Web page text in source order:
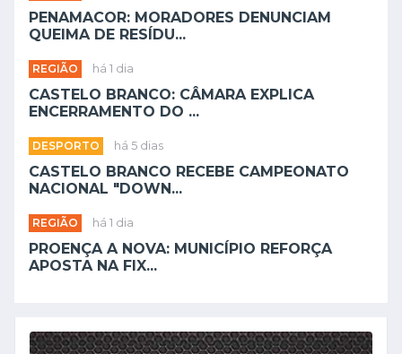
PENAMACOR: MORADORES DENUNCIAM
QUEIMA DE RESÍDU...
REGIÃO há 1 dia
CASTELO BRANCO: CÂMARA EXPLICA
ENCERRAMENTO DO ...
DESPORTO há 5 dias
CASTELO BRANCO RECEBE CAMPEONATO
NACIONAL "DOWN...
REGIÃO há 1 dia
PROENÇA A NOVA: MUNICÍPIO REFORÇA
APOSTA NA FIX...